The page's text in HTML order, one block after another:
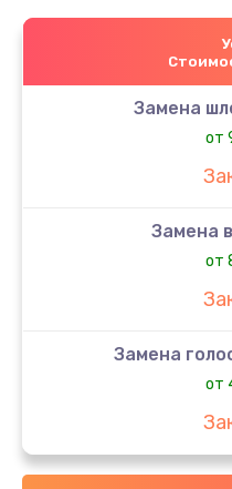
Замена
от
Замена
от
Замена
от
Замена